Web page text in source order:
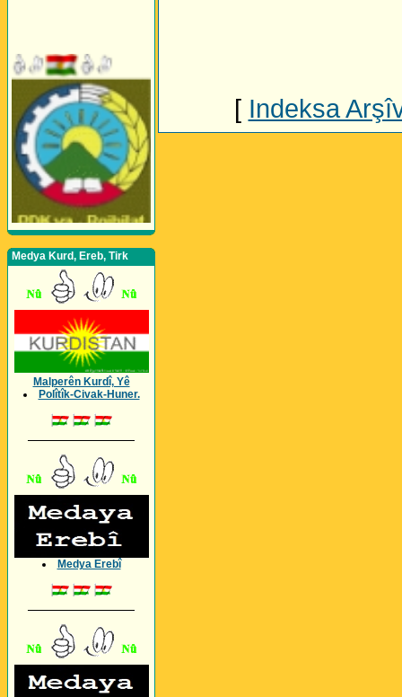
Medya Kurd, Ereb, Tirk
Malperên Kurdî, Yê
Polîtîk-Civak-Huner.
Medya Erebî
[ Indeksa